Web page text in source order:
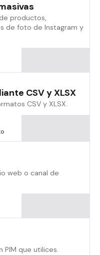
productos,
de foto de Instagram y
CSV y XLSX
CSV y XLSX.
web o canal de
PIM que utilices.